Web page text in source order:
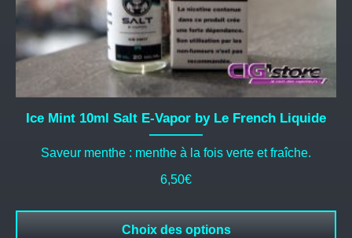
Ice Mint 10ml Salt E-Vapor by Le French Liquide
Saveur menthe : menthe à la fois verte et fraîche.
6,50€
Choix des options
du